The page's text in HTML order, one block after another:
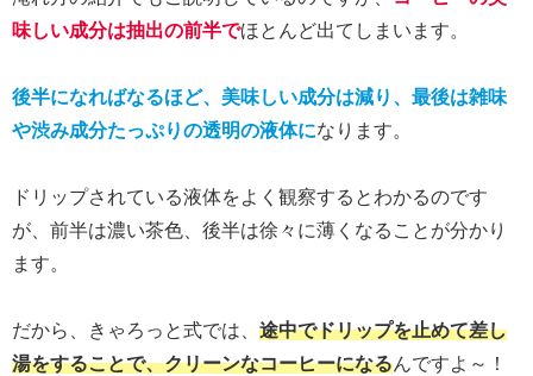
味しい成分は抽出の前半でほとんど出てしまいます。
後半になればなるほど、美味しい成分は減り、最後は雑味
や渋み成分たっぷりの透明の液体になります。
ドリップされている液体をよく観察するとわかるのです
が、前半は濃い茶色、後半は徐々に薄くなることが分かり
ます。
だから、きゃろっと式では、 途中でドリップを止めて差し
湯をすることで、クリーンなコーヒーになるんですよ～！